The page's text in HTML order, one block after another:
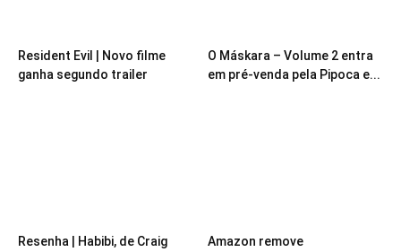
Resident Evil | Novo filme
ganha segundo trailer
O Máskara – Volume 2 entra
em pré-venda pela Pipoca e...
Resenha | Habibi, de Craig Amazon remove